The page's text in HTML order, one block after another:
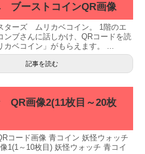
ブーストコインQR画像
ターズ ムリカベコイン。 1階のエ
ンブさんに話しかけ、QRコードを読
カベコイン」がもらえます。 ...
記事を読む
QR画像2(11枚目～20枚
コード画像 青コイン 妖怪ウォッチ
1(1～10枚目) 妖怪ウォッチ 青コイ